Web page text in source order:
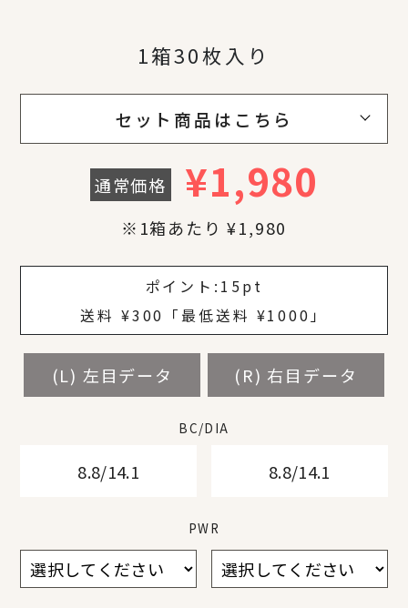
1箱30枚入り
セット商品はこちら
通常価格 ¥1,980
※1箱あたり ¥1,980
¥
¥
¥
¥
¥
¥
ポイント: 15pt
送料 ¥300「最低送料 ¥1000」
(L) 左目データ (R) 右目データ
BC/DIA
8.8/14.1 8.8/14.1
PWR
(L) 左目データ (R) 右目データ
BC/DIA
8.8/14.1 8.8/14.1
PWR
(L) 左目データ (R) 右目データ
BC/DIA
8.8/14.1 8.8/14.1
PWR
(L) 左目データ (R) 右目データ
BC/DIA
8.8/14.1 8.8/14.1
PWR
(L) 左目データ (R) 右目データ
BC/DIA
8.8/14.1 8.8/14.1
PWR
(L) 左目データ (R) 右目データ
BC/DIA
8.8/14.1 8.8/14.1
PWR
(L) 左目データ (R) 右目データ
BC/DIA
8.8/14.1 8.8/14.1
PWR